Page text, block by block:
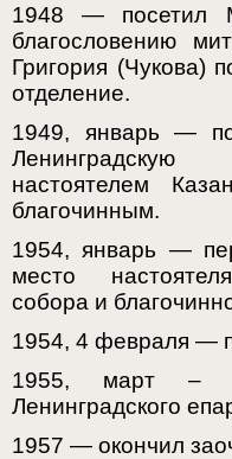
1948 — посетил
благословению
Григория (Чукова)
отделение.
1949, январь —
настоятелем
благочинным.
1954, январь —
место
собора и
1954, 4 февраля —
1955, март –
Ленинградского
1957 — окончил